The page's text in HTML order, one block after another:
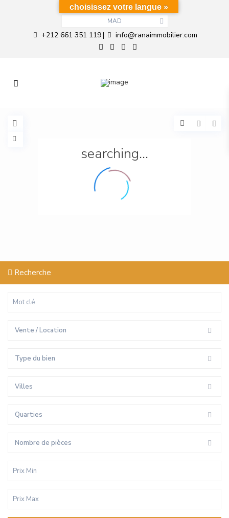
MAD
+212 661 351 119| info@ranaimmobilier.com
searching...
Recherche
Vente / Location
Type du bien
Villes
Quarties
Nombre de pièces
choisissez votre langue »